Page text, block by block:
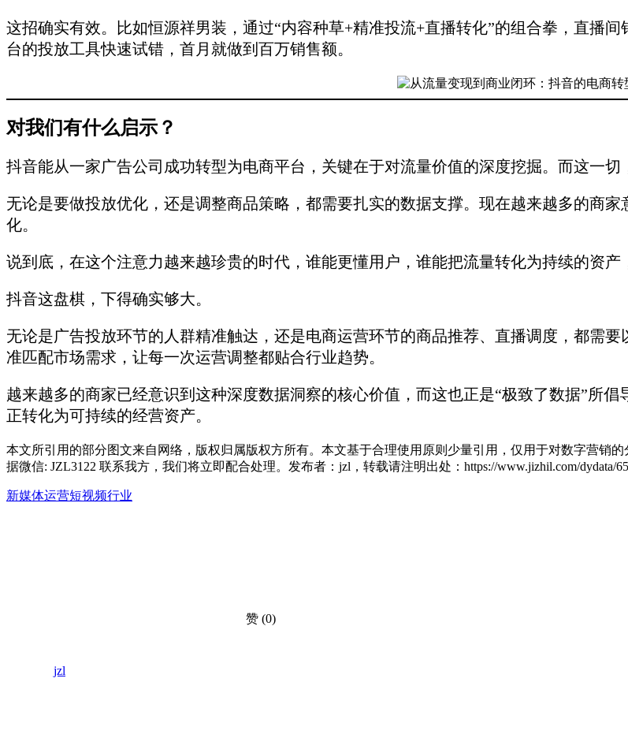
这招确实有效。比如恒源祥男装，通过“内容种草+精准投流+直播转化”的组合拳，直播
台的投放工具快速试错，首月就做到百万销售额。
对我们有什么启示？
抖音能从一家广告公司成功转型为电商平台，关键在于对流量价值的深度挖掘。而这一切
无论是要做投放优化，还是调整商品策略，都需要扎实的数据支撑。现在越来越多的商
化。
说到底，在这个注意力越来越珍贵的时代，谁能更懂用户，谁能把流量转化为持续的资产
抖音这盘棋，下得确实够大。
无论是广告投放环节的人群精准触达，还是电商运营环节的商品推荐、直播调度，都需
准匹配市场需求，让每一次运营调整都贴合行业趋势。
越来越多的商家已经意识到这种深度数据洞察的核心价值，而这也正是“极致了数据”所
正转化为可持续的经营资产。
本文所引用的部分图文来自网络，版权归属版权方所有。本文基于合理使用原则少量引用，仅用于对数字营销
据微信: JZL3122 联系我方，我们将立即配合处理。发布者：jzl，转载请注明出处： https://www.jizhil.com/dydata/
新媒体运营短视频行业
赞 (0)
jzl